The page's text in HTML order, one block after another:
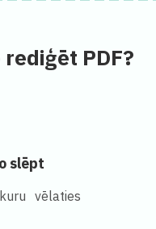
PDF?
slēpt
vēlaties